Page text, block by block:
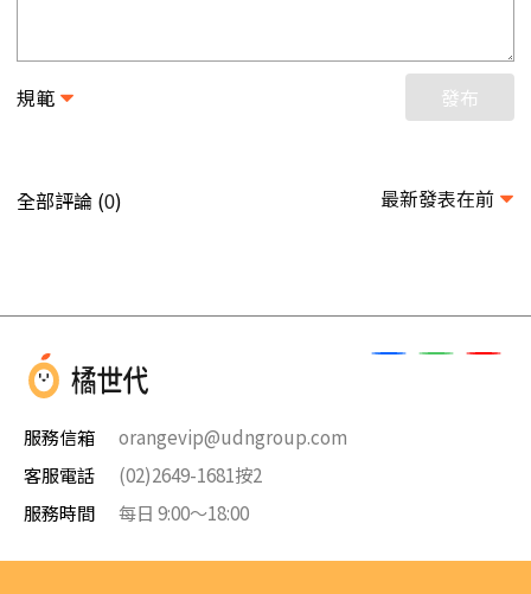
規範 發布
全部評論 (0) 最新發表在前
服務信箱
orangevip@udngroup.com
客服電話
(02)2649-1681按2
服務時間
每日 9:00～18:00